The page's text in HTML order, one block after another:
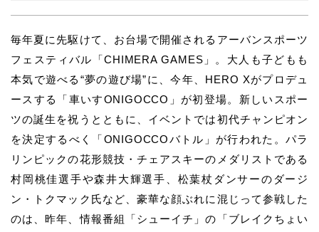
毎年夏に先駆けて、お台場で開催されるアーバンスポーツ
フェスティバル「CHIMERA GAMES」。大人も子どもも
本気で遊べる“夢の遊び場”に、今年、HERO Xがプロデュ
ースする「車いすONIGOCCO」が初登場。新しいスポー
ツの誕生を祝うとともに、イベントでは初代チャンピオン
を決定するべく「ONIGOCCOバトル」が行われた。パラ
リンピックの花形競技・チェアスキーのメダリストである
村岡桃佳選手や森井大輝選手、松葉杖ダンサーのダージ
ン・トクマック氏など、豪華な顔ぶれに混じって参戦した
のは、昨年、情報番組「シューイチ」の「ブレイクちょい